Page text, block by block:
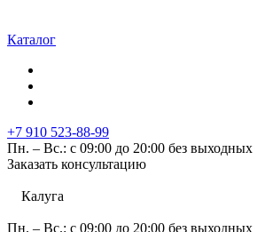
Каталог
+7 910 523-88-99
Пн. – Вс.: с 09:00 до 20:00 без выходных
Заказать консультацию
Калуга
Пн. – Вс.: с 09:00 до 20:00 без выходных